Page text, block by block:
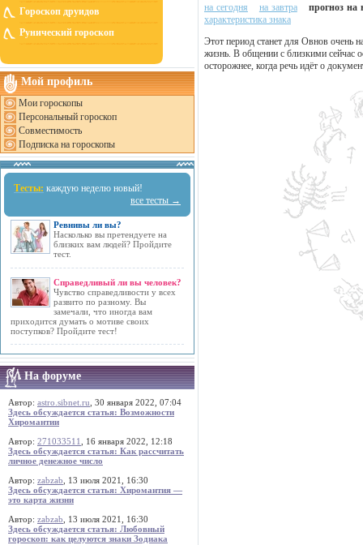
Гороскоп друидов
Рунический гороскоп
Мой профиль
Мои гороскопы
Персональный гороскоп
Совместимость
Подписка на гороскопы
Тесты: каждую неделю новый!
все тесты →
Ревнивы ли вы?
Насколько вы претендуете на
близких вам людей? Пройдите
тест.
Справедливый ли вы человек?
Чувство справедливости у всех
развито по разному. Вы
замечали, что иногда вам
приходится думать о мотиве своих
поступков? Пройдите тест!
На форуме
Автор: astro.sibnet.ru , 30 января 2022, 07:04
Здесь обсуждается статья: Возможности
Хиромантии
Автор: 271033511
, 16 января 2022, 12:18
Здесь обсуждается статья: Как рассчитать
личное денежное число
Автор: zabzab , 13 июля 2021, 16:30
Здесь обсуждается статья: Хиромантия —
это карта жизни
Автор: zabzab , 13 июля 2021, 16:30
Здесь обсуждается статья: Любовный
гороскоп: как целуются знаки Зодиака
на сегодня на завтра
прогноз на
характеристика знака
Этот период станет для Овнов очень
жизнь. В общении с близкими сейчас
осторожнее, когда речь идёт о